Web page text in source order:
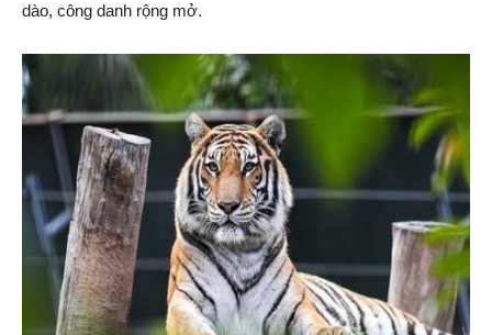
dào, công danh rộng mở.